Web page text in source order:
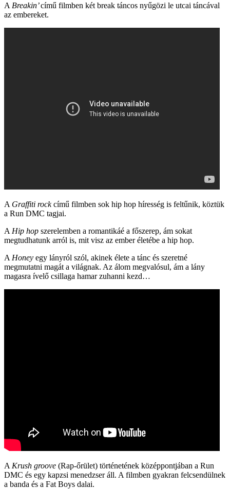
A Breakin’című filmben két break táncos nyűgözi le utcai táncával
az embereket.
A Graffiti rockcímű filmben sok hip hop híresség is feltűnik, köztük
a Run DMC tagjai.
A Hip hop szerelemben a romantikáé a főszerep, ám sokat
megtudhatunk arról is, mit visz az ember életébe a hip hop.
A Honey egy lányról szól, akinek élete a tánc és szeretné
megmutatni magát a világnak. Az álom megvalósul, ám a lány
magasra ívelő csillaga hamar zuhanni kezd…
A Krush groove (Rap-őrület) történetének középpontjában a Run
DMC és egy kapzsi menedzser áll. A filmben gyakran felcsendülnek
a banda és a Fat Boys dalai.